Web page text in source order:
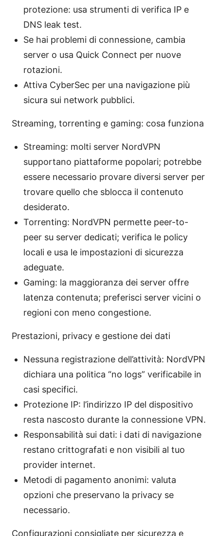
protezione: usa strumenti di verifica IP e
DNS leak test.
Se hai problemi di connessione, cambia
server o usa Quick Connect per nuove
rotazioni.
Attiva CyberSec per una navigazione più
sicura sui network pubblici.
Streaming, torrenting e gaming: cosa funziona
Streaming: molti server NordVPN
supportano piattaforme popolari; potrebbe
essere necessario provare diversi server per
trovare quello che sblocca il contenuto
desiderato.
Torrenting: NordVPN permette peer-to-
peer su server dedicati; verifica le policy
locali e usa le impostazioni di sicurezza
adeguate.
Gaming: la maggioranza dei server offre
latenza contenuta; preferisci server vicini o
regioni con meno congestione.
Prestazioni, privacy e gestione dei dati
Nessuna registrazione dell’attività: NordVPN
dichiara una politica “no logs” verificabile in
casi specifici.
Protezione IP: l’indirizzo IP del dispositivo
resta nascosto durante la connessione VPN.
Responsabilità sui dati: i dati di navigazione
restano crittografati e non visibili al tuo
provider internet.
Metodi di pagamento anonimi: valuta
opzioni che preservano la privacy se
necessario.
Configurazioni consigliate per sicurezza e